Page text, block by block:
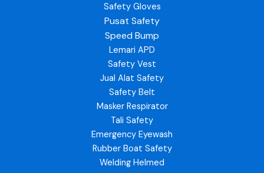
Safety Gloves
Pusat Safety
Speed Bump
Lemari APD
Safety Vest
Jual Alat Safety
Safety Belt
Masker Respirator
Tali Safety
Emergency Eyewash
Rubber Boat Safety
Welding Helmed